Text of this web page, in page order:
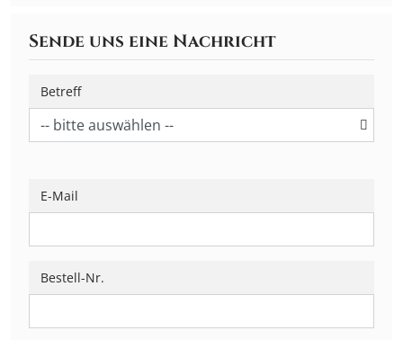
Laserprodukte
Neu
Shop
Über
Kontakt
Sende uns eine Nachricht
Betreff
E-Mail
Bestell-Nr.